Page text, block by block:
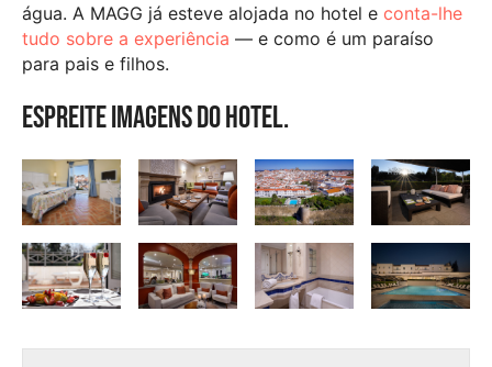
água. A MAGG já esteve alojada no hotel e conta-lhe
tudo sobre a experiência — e como é um paraíso
para pais e filhos.
Espreite imagens do hotel.